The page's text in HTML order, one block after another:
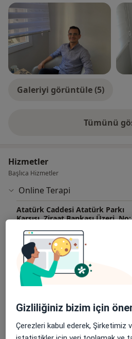
Galeriyi görüntüle (5)
Tümünü
Hizmetler
Başlıca Hizmetler
Online Terapi
Atatürk Caddesi Atatürk Parkı
Karşısı. Ziraat Bankası Üzeri.
Adana
Psk. Oğuzhan Coşkun
Atatürk Caddesi Atatürk Parkı
Karşısı. Ziraat Bankası Üzeri. No:
Ertuna Apartmanı Kat: 1 Daire: 1,
Psk. Oğuzhan Coşkun
Online Danışmanlık
Gizliliğiniz bizim için
Çerezleri kabul ederek, Şirketimiz